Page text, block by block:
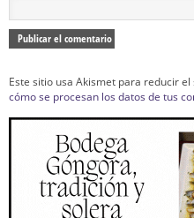
Este sitio usa Akismet para reducir el
cómo se procesan los datos de tus